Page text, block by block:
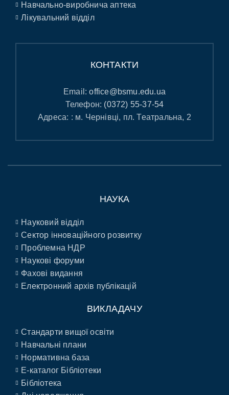
Навчально-виробнича аптека
Лікувальний відділ
КОНТАКТИ
Email:office@bsmu.edu.ua
Телефон: (0372) 55-37-54
Адреса: : м. Чернівці, пл. Театральна, 2
НАУКА
Науковий відділ
Сектор інноваційного розвитку
Проблемна НДР
Наукові форуми
Фахові видання
Електронний архів публікацій
ВИКЛАДАЧУ
Стандарти вищої освіти
Навчальні плани
Нормативна база
E-каталог Бібліотеки
Бібліотека